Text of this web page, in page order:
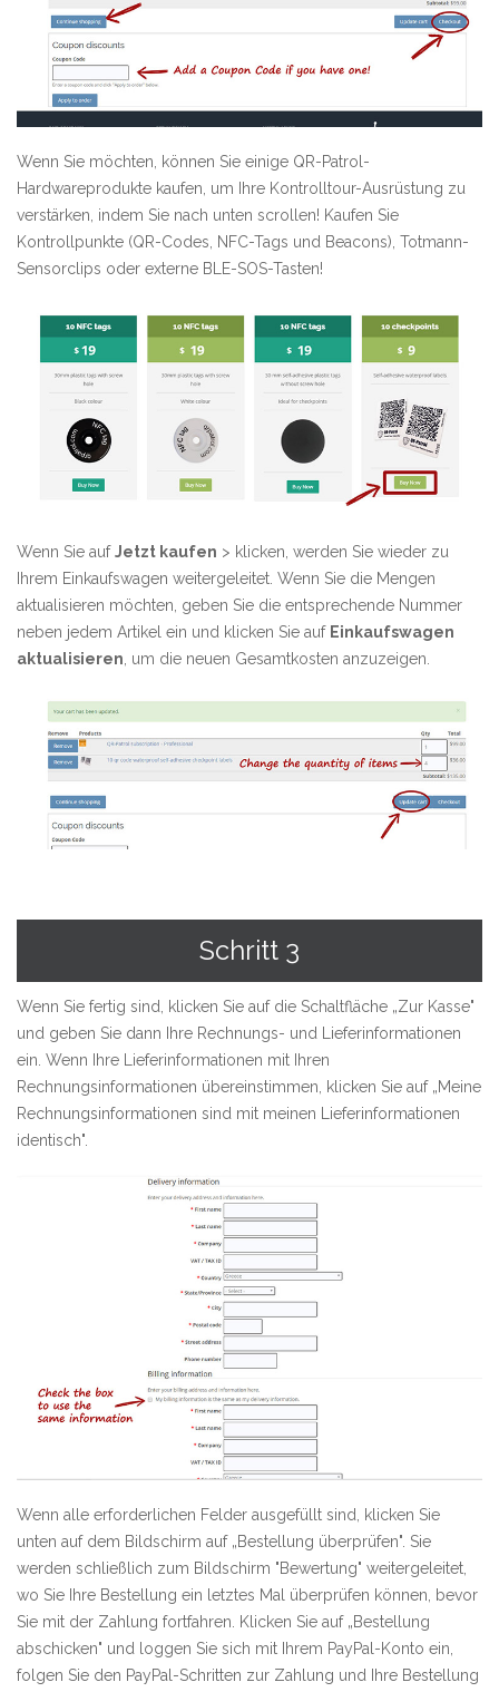
Wenn Sie möchten, können Sie einige QR-Patrol-
Hardwareprodukte kaufen, um Ihre Kontrolltour-Ausrüstung zu
verstärken, indem Sie nach unten scrollen! Kaufen Sie
Kontrollpunkte (QR-Codes, NFC-Tags und Beacons), Totmann-
Sensorclips oder externe BLE-SOS-Tasten!
Wenn Sie aufJetzt kaufen > klicken, werden Sie wieder zu
Ihrem Einkaufswagen weitergeleitet. Wenn Sie die Mengen
aktualisieren möchten, geben Sie die entsprechende Nummer
neben jedem Artikel ein und klicken Sie auf Einkaufswagen
aktualisieren, um die neuen Gesamtkosten anzuzeigen.
Schritt 3
Wenn Sie fertig sind, klicken Sie auf die Schaltfläche „Zur Kasse"
und geben Sie dann Ihre Rechnungs- und Lieferinformationen
ein. Wenn Ihre Lieferinformationen mit Ihren
Rechnungsinformationen übereinstimmen, klicken Sie auf „Meine
Rechnungsinformationen sind mit meinen Lieferinformationen
identisch".
Wenn alle erforderlichen Felder ausgefüllt sind, klicken Sie
unten auf dem Bildschirm auf „Bestellung überprüfen". Sie
werden schließlich zum Bildschirm "Bewertung" weitergeleitet,
wo Sie Ihre Bestellung ein letztes Mal überprüfen können, bevor
Sie mit der Zahlung fortfahren. Klicken Sie auf „Bestellung
abschicken" und loggen Sie sich mit Ihrem PayPal-Konto ein,
folgen Sie den PayPal-Schritten zur Zahlung und Ihre Bestellung